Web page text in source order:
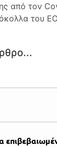
από τον
του